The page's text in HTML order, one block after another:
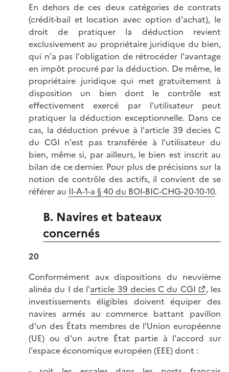
En dehors de ces deux catégories de contrats
(crédit-bail et location avec option d'achat), le
droit de pratiquer la déduction revient
exclusivement au propriétaire juridique du bien,
qui n'a pas l'obligation de rétrocéder l'avantage
en impôt procuré par la déduction. De même, le
propriétaire juridique qui met gratuitement à
disposition un bien dont le contrôle est
effectivement exercé par l'utilisateur peut
pratiquer la déduction exceptionnelle. Dans ce
cas, la déduction prévue à l'article 39 decies C
du CGI n'est pas transférée à l'utilisateur du
bien, même si, par ailleurs, le bien est inscrit au
bilan de ce dernier. Pour plus de précisions sur la
notion de contrôle des actifs, il convient de se
référer au II-A-1-a § 40 du BOI-BIC-CHG-20-10-10.
B. Navires et bateaux
concernés
20
Conformément aux dispositions du neuvième
alinéa du I de l'article 39 decies C du CGI
, les
investissements éligibles doivent équiper des
navires armés au commerce battant pavillon
d'un des États membres de l'Union européenne
(UE) ou d'un autre État partie à l'accord sur
l'espace économique européen (EEE) dont :